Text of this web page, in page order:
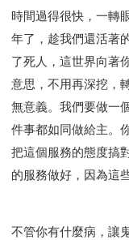
時間過得很快，一轉
年了，趁我們還活著
了死人，這世界向著
意思，不用再深挖，
無意義。我們要做一
件事都如同做給主。
把這個服務的態度搞
的服務做好，因為這
不管你有什麼病，讓